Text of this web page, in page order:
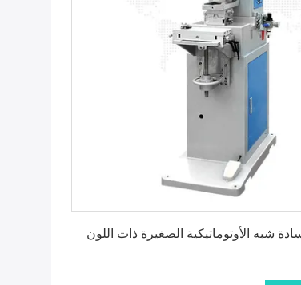
شبه الأوتوماتيكية الصغيرة ذات اللون